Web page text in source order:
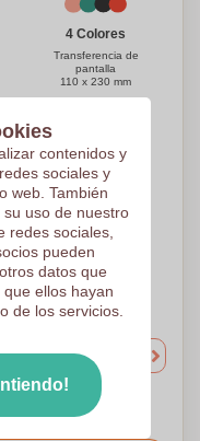
4 Colores
Transferencia de
pantalla
110 x 230 mm
a elegir
contenidos y
sociales y
web. También
uso de nuestro
redes sociales,
pueden
datos que
ellos hayan
de los servicios.